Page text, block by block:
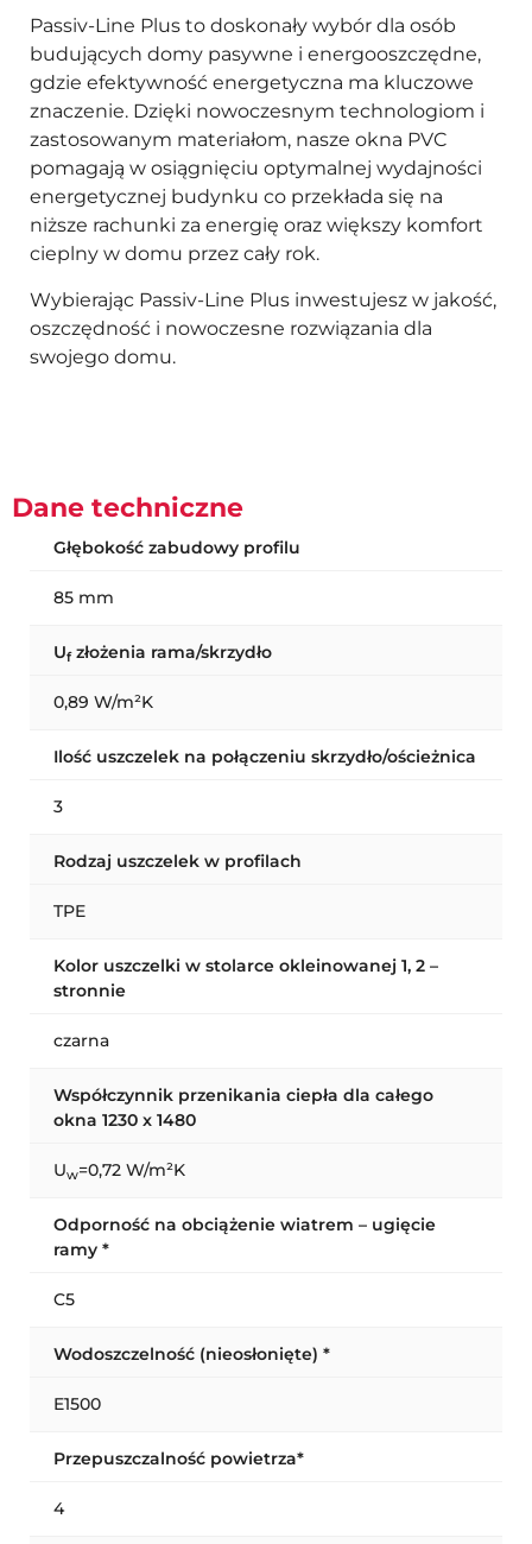
Passiv-Line Plus to doskonały wybór dla osób
budujących domy pasywne i energooszczędne,
gdzie efektywność energetyczna ma kluczowe
znaczenie. Dzięki nowoczesnym technologiom i
zastosowanym materiałom, nasze okna PVC
pomagają w osiągnięciu optymalnej wydajności
energetycznej budynku co przekłada się na
niższe rachunki za energię oraz większy komfort
cieplny w domu przez cały rok.
Wybierając Passiv-Line Plus inwestujesz w jakość,
oszczędność i nowoczesne rozwiązania dla
swojego domu.
Dane techniczne
Głębokość zabudowy profilu
85 mm
Ufzłożenia rama/skrzydło
0,89 W/m²K
Ilość uszczelek na połączeniu skrzydło/ościeżnica
3
Rodzaj uszczelek w profilach
TPE
Kolor uszczelki w stolarce okleinowanej 1, 2 –
stronnie
czarna
Współczynnik przenikania ciepła dla całego
okna 1230 x 1480
Uw=0,72 W/m²K
Odporność na obciążenie wiatrem – ugięcie
ramy *
C5
Wodoszczelność (nieosłonięte) *
E1500
Przepuszczalność powietrza*
4